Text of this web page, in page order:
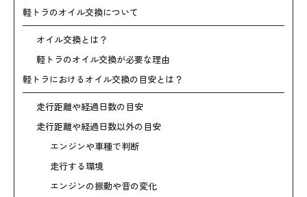
軽トラのオイル交換について
オイル交換とは？
軽トラのオイル交換が必要な理由
軽トラにおけるオイル交換の目安とは？
走行距離や経過日数の目安
走行距離や経過日数以外の目安
エンジンや車種で判断
走行する環境
エンジンの振動や音の変化